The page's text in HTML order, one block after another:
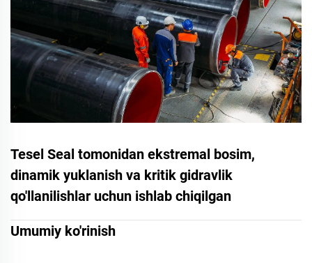
Tesel Seal tomonidan ekstremal bosim,
dinamik yuklanish va kritik gidravlik
qo'llanilishlar uchun ishlab chiqilgan
Umumiy ko'rinish